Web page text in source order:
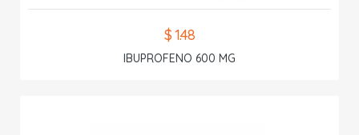
$ 1.48
IBUPROFENO 600 MG